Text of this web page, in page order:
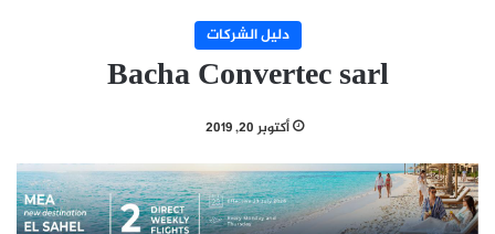
دليل الشركات
Bacha Convertec sarl
أكتوبر 20, 2019